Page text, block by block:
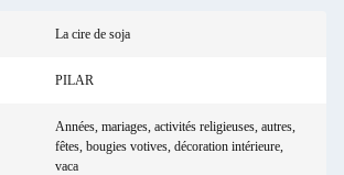
La cire de soja
PILAR
Années, mariages, activités religieuses, autres,
fêtes, bougies votives, décoration intérieure,
vaca